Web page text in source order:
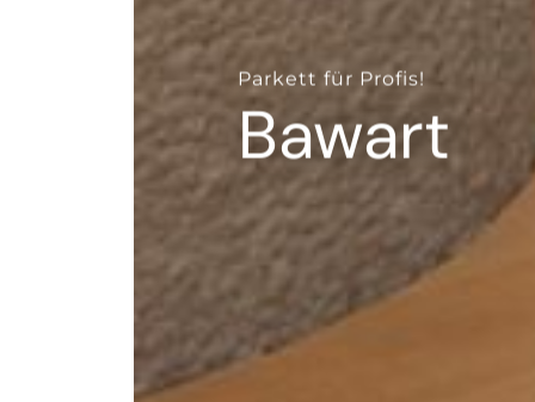
--
Parkett für Profis!
Bawart